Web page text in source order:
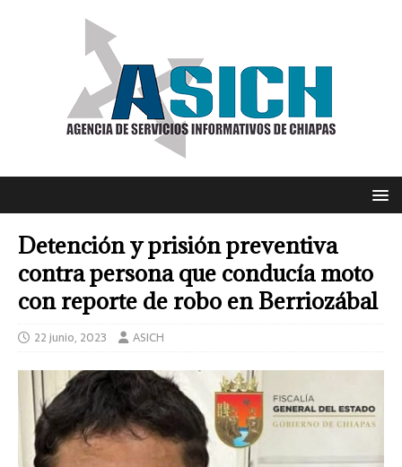
Detención y prisión preventiva
contra persona que conducía moto
con reporte de robo en Berriozábal
22 junio, 2023 ASICH